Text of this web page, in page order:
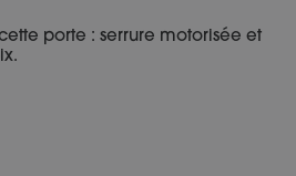
porte : serrure motorisée et